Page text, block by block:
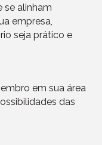
se alinham
empresa,
seja prático e
em sua área
das